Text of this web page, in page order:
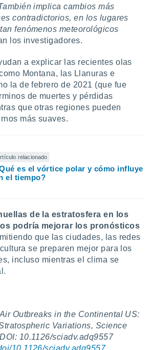
implica cambios más
contradictorios, en los lugares
fenómenos meteorológicos
los investigadores.
a explicar las recientes olas
Montana, las Llanuras e
la de febrero de 2021 (que fue
de muertes y pérdidas
que otras regiones pueden
más suaves.
relacionado
es el vórtice polar y cómo influye
el tiempo?
de la estratosfera en los
podría mejorar los pronósticos
que las ciudades, las redes
se preparen mejor para los
incluso mientras el clima se
Outbreaks in the Continental US:
Variations, Science
10.1126/sciadv.adq9557
10.1126/sciadv.adq9557